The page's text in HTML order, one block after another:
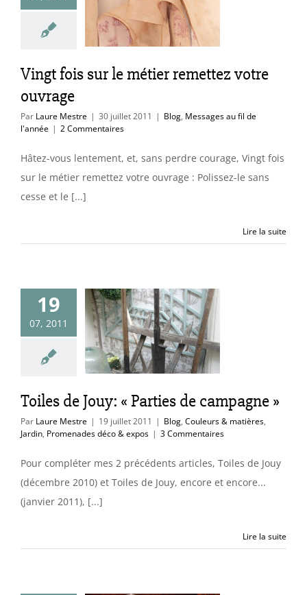
ouvrage
Vingt fois sur le métier remettez votre
ouvrage
Par Laure Mestre | 30 juillet 2011 | Blog, Messages au fil de
l'année | 2 Commentaires
Hâtez-vous lentement, et, sans perdre courage, Vingt fois
sur le métier remettez votre ouvrage : Polissez-le sans
cesse et le [...]
Lire la suite
19
07, 2011
de Jouy:
de
»
& matières
exposToiles de Jouy: « Parties de campagne »
Par Laure Mestre | 19 juillet 2011 | Blog, Couleurs & matières,
Jardin, Promenades déco & expos | 3 Commentaires
Pour compléter mes 2 précédents articles, Toiles de Jouy
(décembre 2010) et Toiles de Jouy, encore et encore...
(janvier 2011), [...]
Lire la suite